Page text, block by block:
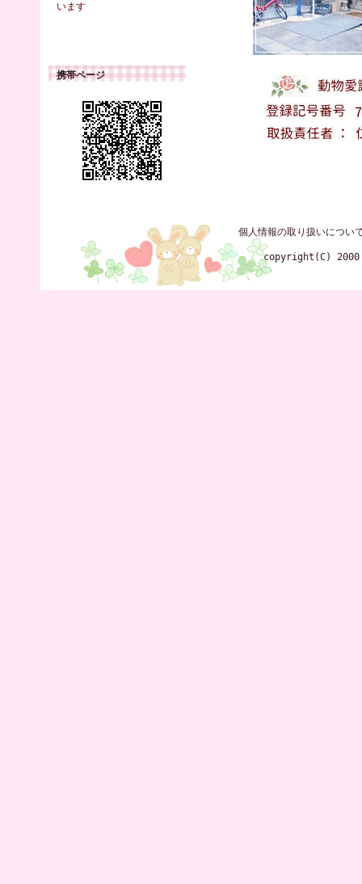
います
携帯ページ
個人情報の取り扱いについ
copyright(C) 2000